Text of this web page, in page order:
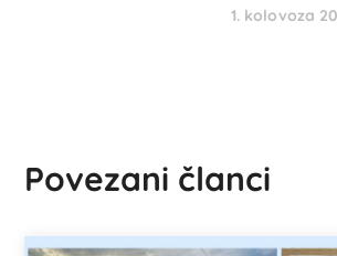
1. kolovoza
Povezani članci